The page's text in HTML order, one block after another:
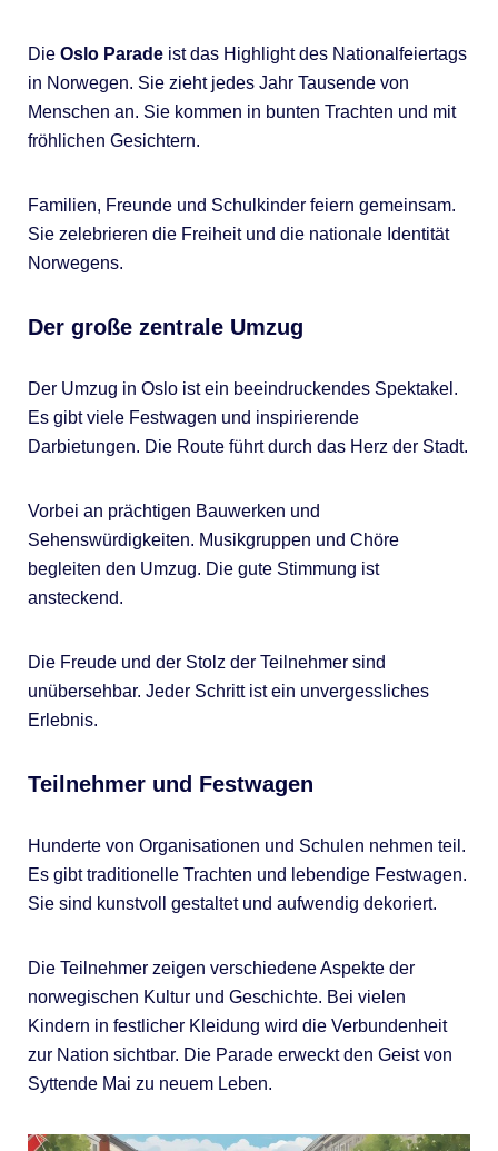
Die Oslo Paradeist das Highlight des Nationalfeiertags
in Norwegen. Sie zieht jedes Jahr Tausende von
Menschen an. Sie kommen in bunten Trachten und mit
fröhlichen Gesichtern.
Familien, Freunde und Schulkinder feiern gemeinsam.
Sie zelebrieren die Freiheit und die nationale Identität
Norwegens.
Der große zentrale Umzug
Der Umzug in Oslo ist ein beeindruckendes Spektakel.
Es gibt viele Festwagen und inspirierende
Darbietungen. Die Route führt durch das Herz der Stadt.
Vorbei an prächtigen Bauwerken und
Sehenswürdigkeiten. Musikgruppen und Chöre
begleiten den Umzug. Die gute Stimmung ist
ansteckend.
Die Freude und der Stolz der Teilnehmer sind
unübersehbar. Jeder Schritt ist ein unvergessliches
Erlebnis.
Teilnehmer und Festwagen
Hunderte von Organisationen und Schulen nehmen teil.
Es gibt traditionelle Trachten und lebendige Festwagen.
Sie sind kunstvoll gestaltet und aufwendig dekoriert.
Die Teilnehmer zeigen verschiedene Aspekte der
norwegischen Kultur und Geschichte. Bei vielen
Kindern in festlicher Kleidung wird die Verbundenheit
zur Nation sichtbar. Die Parade erweckt den Geist von
Syttende Mai zu neuem Leben.